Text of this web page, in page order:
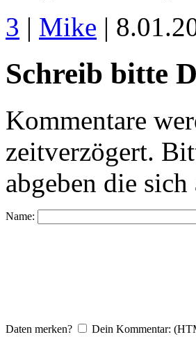
3 | Mike |
Schreib bitte
Kommentare
zeitverzögert.
abgeben die
Name:
Daten merken? Dein Kommentar: